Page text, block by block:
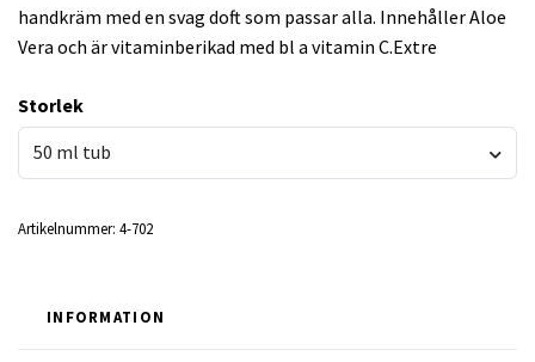
handkräm med en svag doft som passar alla. Innehåller Aloe
Vera och är vitaminberikad med bl a vitamin C.Extre
Storlek
50 ml tub
Artikelnummer: 4-702
INFORMATION